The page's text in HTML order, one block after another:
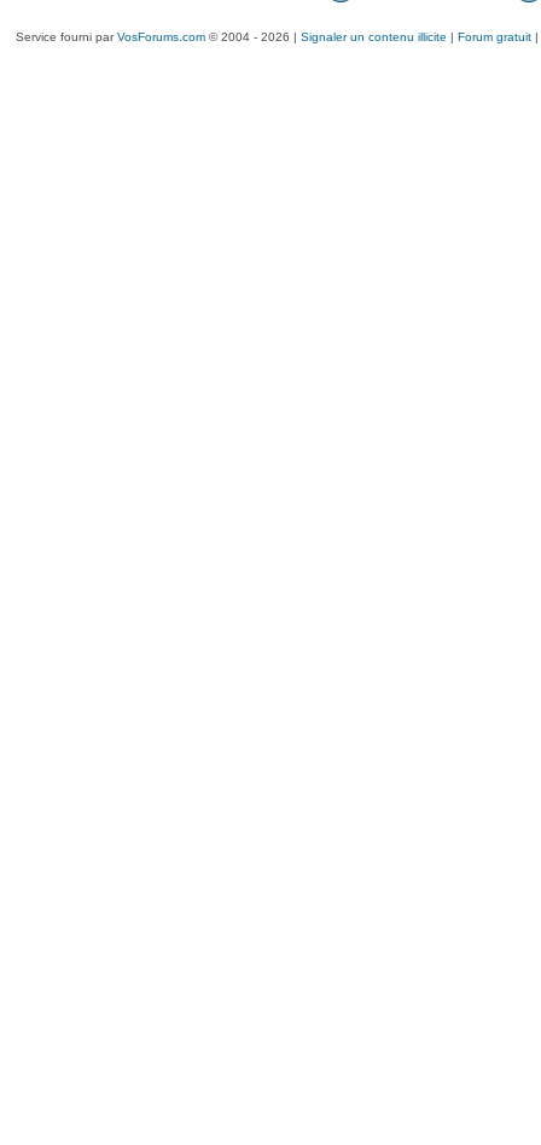
Service fourni parVosForums.com© 2004 - 2026 | Signaler un contenu illicite | Forum gratuit|